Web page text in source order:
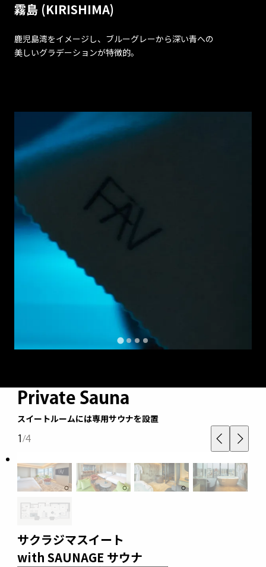
霧島 (KIRISHIMA)
鹿児島湾をイメージし、ブルーグレーから深い青への
美しいグラデーションが特徴的。
Private Sauna
スイートルームには専用サウナを設置
1 /4
サクラジマスイート
with SAUNAGE サウナ
該当のお部屋が見つかりませんでした